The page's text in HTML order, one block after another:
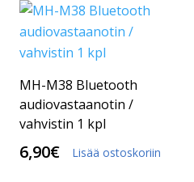
MH-M38 Bluetooth
audiovastaanotin /
vahvistin 1 kpl
6,90€ Lisää ostoskoriin